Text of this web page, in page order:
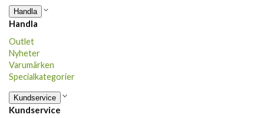
Handla
Handla
Outlet
Nyheter
Varumärken
Specialkategorier
Kundservice
Kundservice